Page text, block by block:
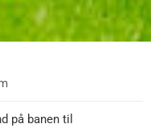
på banen til